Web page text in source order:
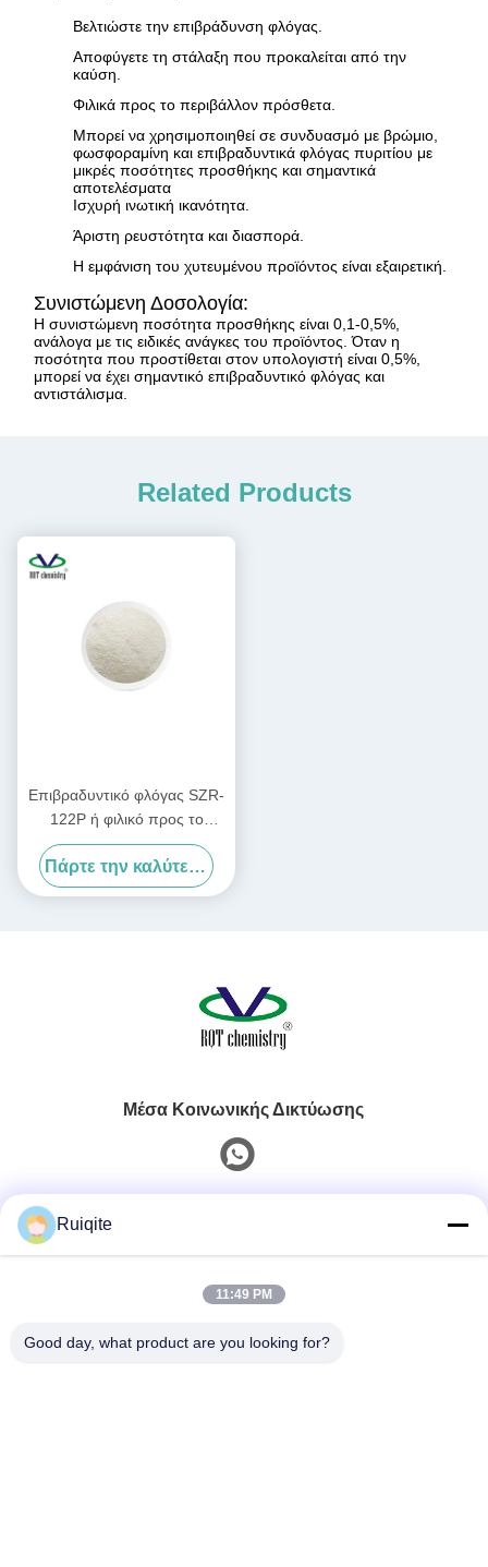
Βελτιώστε την επιβράδυνση φλόγας.
Αποφύγετε τη στάλαξη που προκαλείται από την
καύση.
Φιλικά προς το περιβάλλον πρόσθετα.
Μπορεί να χρησιμοποιηθεί σε συνδυασμό με βρώμιο,
φωσφοραμίνη και επιβραδυντικά φλόγας πυριτίου με
μικρές ποσότητες προσθήκης και σημαντικά
αποτελέσματα
Ισχυρή ινωτική ικανότητα.
Άριστη ρευστότητα και διασπορά.
Η εμφάνιση του χυτευμένου προϊόντος είναι εξαιρετική.
Συνιστώμενη Δοσολογία:
Η συνιστώμενη ποσότητα προσθήκης είναι 0,1-0,5%,
ανάλογα με τις ειδικές ανάγκες του προϊόντος. Όταν η
ποσότητα που προστίθεται στον υπολογιστή είναι 0,5%,
μπορεί να έχει σημαντικό επιβραδυντικό φλόγας και
αντιστάλισμα.
Related Products
Επιβραδυντικό φλόγας SZR-
122P ή φιλικό προς το
περιβάλλον επιβραδυντικό
φλόγας χωρίς αλογόνα
Πάρτε την καλύτερη τιμή
Μέσα Κοινωνικής Δικτύωσης
0086-18217621160
Ruiqite
11:49 PM
Good day, what product are you looking for?